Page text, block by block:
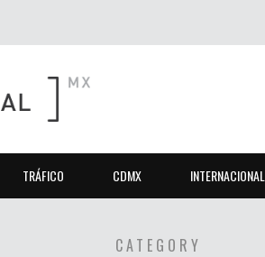
TRÁFICO CDMX INTERNACIONAL
CATEGORY